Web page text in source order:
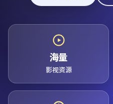
海量
影视资源